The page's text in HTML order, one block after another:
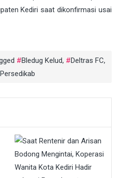
Kediri saat dikonfirmasi usai
Bledug Kelud, Deltras FC,
Persedikab